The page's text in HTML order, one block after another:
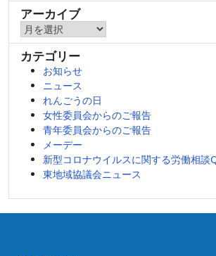
アーカイブ
ア
ー
カ
カテゴリー
お知らせ
ニュース
れんごうの日
女性委員会からのご報告
青年委員会からのご報告
メーデー
新型コロナウイルスに関する労働相談
東地域協議会ニュース